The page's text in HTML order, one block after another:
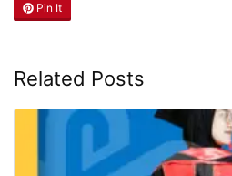
Pin It
Related Posts